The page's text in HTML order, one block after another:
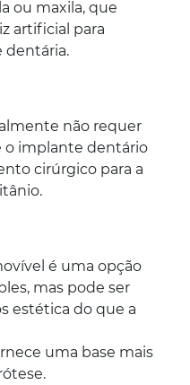
ou maxila, que
artificial para
dentária.
não requer
o implante dentário
cirúrgico para a
é uma opção
mas pode ser
estética do que a
uma base mais